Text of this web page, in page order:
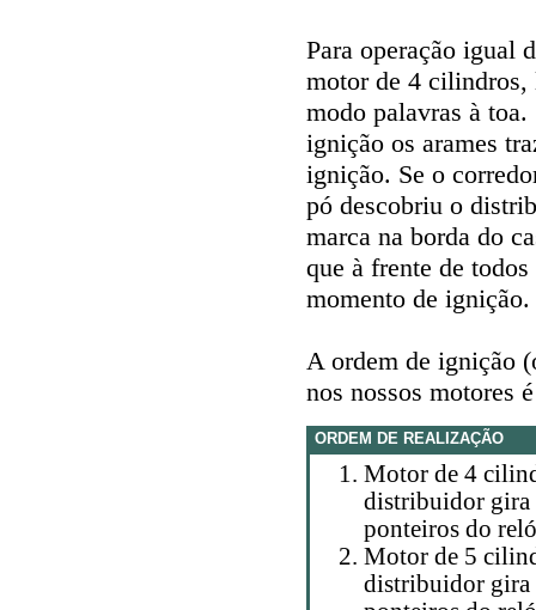
Para operação igual
motor de 4 cilindros,
modo palavras à
ignição os arames
ignição. Se o
pó descobriu o
marca na borda do
que à frente de
momento de
A ordem de ignição
nos nossos motores
ORDEM DE REALIZAÇÃO
Motor de 4
distribuidor gira
ponteiros do
Motor de 5
distribuidor gira